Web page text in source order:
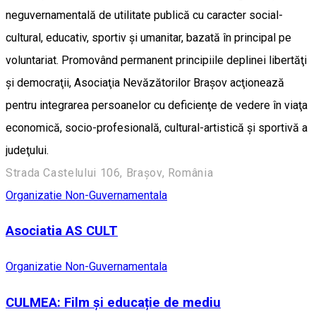
neguvernamentală de utilitate publică cu caracter social-
cultural, educativ, sportiv şi umanitar, bazată în principal pe
voluntariat. Promovând permanent principiile deplinei libertăţi
şi democraţii, Asociaţia Nevăzătorilor Braşov acţionează
pentru integrarea persoanelor cu deficienţe de vedere în viaţa
economică, socio-profesională, cultural-artistică şi sportivă a
judeţului.
Strada Castelului 106, Brașov, România
Organizatie Non-Guvernamentala
Asociatia AS CULT
Organizatie Non-Guvernamentala
CULMEA: Film și educație de mediu